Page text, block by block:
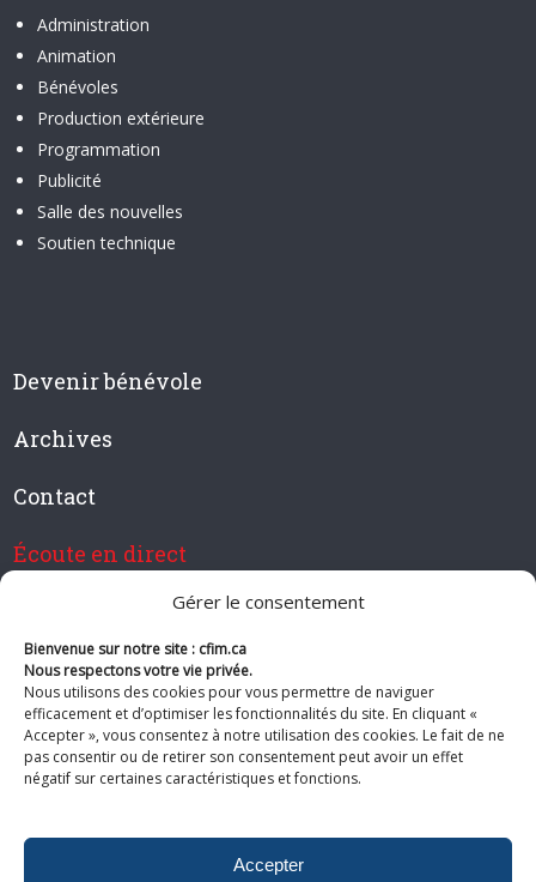
Gérer le consentement
Bienvenue sur notre site : cfim.ca
Nous respectons votre vie privée.
Nous utilisons des cookies pour vous permettre de naviguer
efficacement et d’optimiser les fonctionnalités du site. En cliquant «
Accepter », vous consentez à notre utilisation des cookies. Le fait de ne
pas consentir ou de retirer son consentement peut avoir un effet
négatif sur certaines caractéristiques et fonctions.
Accepter
Administration
Animation
Bénévoles
Production extérieure
Programmation
Publicité
Salle des nouvelles
Soutien technique
Devenir bénévole
Archives
Contact
Écoute en direct
Devenir membre de CFIM
Suivez-nous